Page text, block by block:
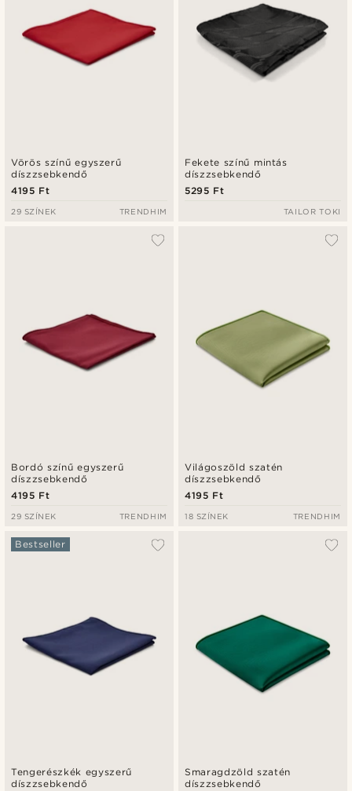
Vörös színű egyszerű
díszzsebkendő
4195 Ft
29 SZÍNEK TRENDHIM
Fekete színű mintás
díszzsebkendő
5295 Ft
TAILOR TOKI
Bordó színű egyszerű
díszzsebkendő
4195 Ft
29 SZÍNEK TRENDHIM
Világoszöld szatén
díszzsebkendő
4195 Ft
18 SZÍNEK TRENDHIM
Tengerészkék egyszerű
díszzsebkendő
Bestseller
Smaragdzöld szatén
díszzsebkendő